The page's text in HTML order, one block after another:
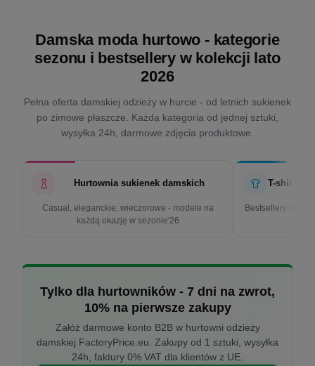
Damska moda hurtowo - kategorie
sezonu i bestsellery w kolekcji lato
2026
Pełna oferta damskiej odzieży w hurcie - od letnich sukienek
po zimowe płaszcze. Każda kategoria od jednej sztuki,
wysyłka 24h, darmowe zdjęcia produktowe.
Hurtownia sukienek damskich
Casual, eleganckie, wieczorowe - modele na
każdą okazję w sezonie'26
T-shirty
Bestsellery w
Tylko dla hurtowników - 7 dni na zwrot,
10% na pierwsze zakupy
Załóż darmowe konto B2B w hurtowni odzieży
damskiej FactoryPrice.eu. Zakupy od 1 sztuki, wysyłka
24h, faktury 0% VAT dla klientów z UE.